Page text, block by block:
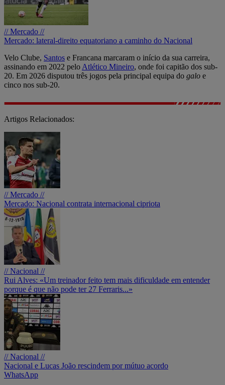
// Mercado //
Mercado: lateral-direito equatoriano a caminho do Nacional
Velo Clube, Santos e Francana marcaram o início da sua carreira,
assinando em 2022 pelo Atlético Mineiro, onde foi capitão dos sub-
20. Em 2026 disputou três jogos pela principal equipa do galo e
cinco nos sub-20.
Artigos Relacionados:
// Mercado //
Mercado: Nacional contrata internacional cipriota
// Nacional //
Rui Alves: «Um treinador feito tem mais dificuldade em entender
porque é que não pode ter 27 Ferraris...»
// Nacional //
Nacional e Lucas João rescindem por mútuo acordo
WhatsApp